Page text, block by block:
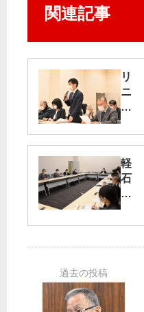
関連記事
リ
ニ
ア
幹
「
調
査
進
軽
石
業
に
影